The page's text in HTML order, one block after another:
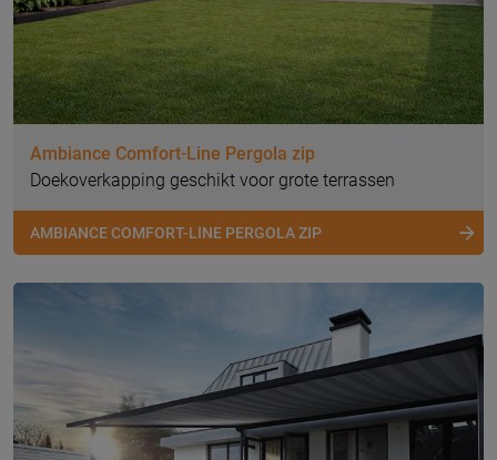
Ambiance Comfort-Line Pergola zip
Doekoverkapping geschikt voor grote terrassen
AMBIANCE COMFORT-LINE PERGOLA ZIP